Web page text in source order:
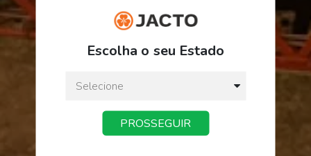
R$ 157,71
ou3xdeR$ 52,57
Preço a vista:
Escolha o seu Estado
PROSSEGUIR